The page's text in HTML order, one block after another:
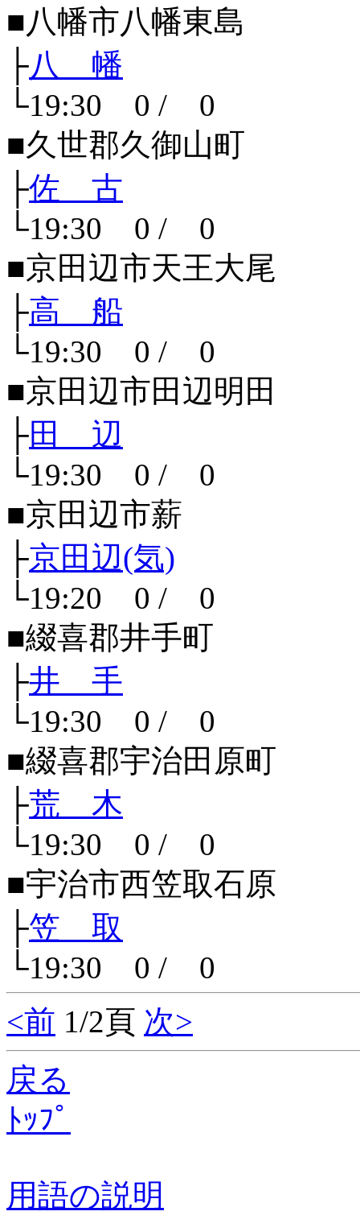
■八幡市八幡東島
├八 幡
└19:30 0 / 0
■久世郡久御山町
├佐 古
└19:30 0 / 0
■京田辺市天王大尾
├高 船
└19:30 0 / 0
■京田辺市田辺明田
├田 辺
└19:30 0 / 0
■京田辺市薪
├京田辺(気)
└19:20 0 / 0
■綴喜郡井手町
├井 手
└19:30 0 / 0
■綴喜郡宇治田原町
├荒 木
└19:30 0 / 0
■宇治市西笠取石原
├笠 取
└19:30 0 / 0
<前 1/2頁 次>
戻る
ﾄｯﾌﾟ
用語の説明